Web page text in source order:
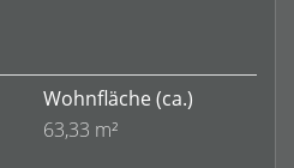
Wohnfläche (ca.)
63,33 m²